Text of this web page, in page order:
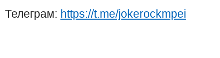
Телеграм: https://t.me/jokerockmpei